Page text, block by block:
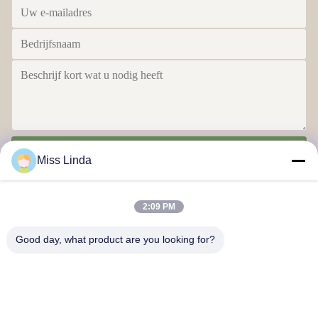
Miss Linda
2:09 PM
Good day, what product are you looking for?